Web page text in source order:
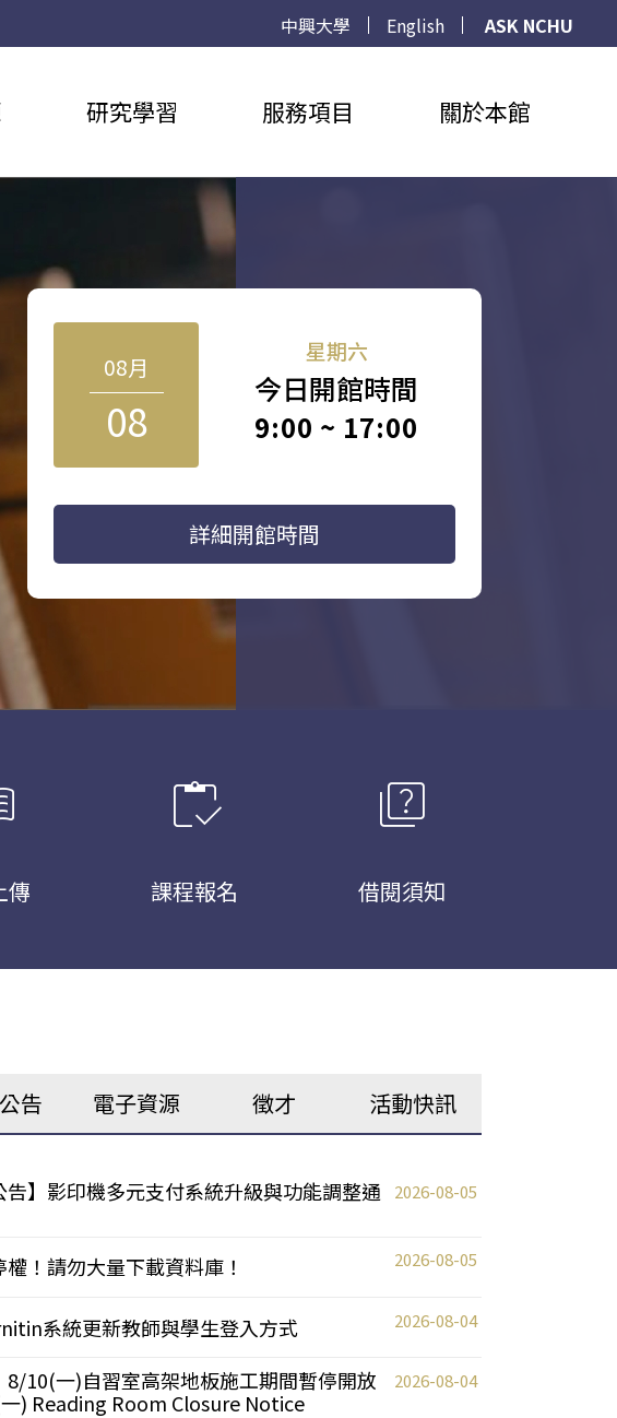
中興大學 English
ASK NCHU
研究學習 服務項目 關於本館
08月
08
星期六
今日開館時間
9:00 ~ 17:00
詳細開館時間
傳
inventory
課程報名
quiz
借閱須知
告 電子資源 徵才 活動快訊
告】影印機多元支付系統升級與功能調整通
2026-08-05
！請勿大量下載資料庫！ 2026-08-05
系統更新教師與學生登入方式 2026-08-04
8/10(一)自習室高架地板施工期間暫停開放
) Reading Room Closure Notice
2026-08-04